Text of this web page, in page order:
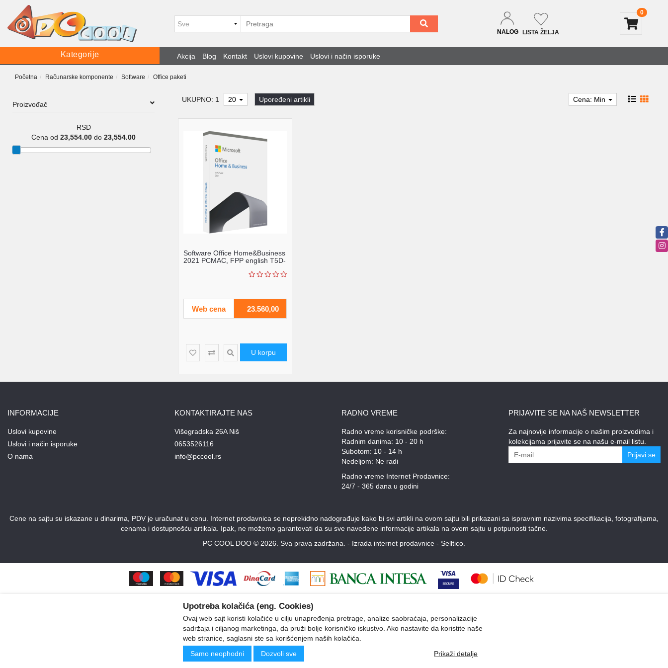
NALOG LISTA ŽELJA
0
Kategorije Akcija Blog Kontakt Uslovi kupovine Uslovi i način isporuke
Početna Računarske komponente Software Office paketi
Proizvođač
RSD
Cena od 23,554.00 do 23,554.00
UKUPNO: 1 20 Upoređeni artikli Cena: Min
Software Office Home&Business
2021 PCMAC, FPP english T5D-
Web cena 23.560,00
U korpu
INFORMACIJE
Uslovi kupovine
Uslovi i način isporuke
O nama
KONTAKTIRAJTE NAS
Višegradska 26A Niš
0653526116
info@pccool.rs
RADNO VREME
Radno vreme korisničke podrške:
Radnim danima: 10 - 20 h
Subotom: 10 - 14 h
Nedeljom: Ne radi
Radno vreme Internet Prodavnice:
24/7 - 365 dana u godini
PRIJAVITE SE NA NAŠ NEWSLETTER
Za najnovije informacije o našim proizvodima i
kolekcijama prijavite se na našu e-mail listu.
Prijavi se
Cene na sajtu su iskazane u dinarima, PDV je uračunat u cenu. Internet prodavnica se neprekidno nadograđuje kako bi svi artikli na ovom sajtu bili prikazani sa ispravnim nazivima specifikacija, fotografijama,
cenama i dostupnošću artikala. Ipak, ne možemo garantovati da su sve navedene informacije artikala na ovom sajtu u potpunosti tačne.
PC COOL DOO © 2026. Sva prava zadržana. - Izrada internet prodavnice - Selltico.
Upotreba kolačića (eng. Cookies)
Ovaj web sajt koristi kolačiće u cilju unapređenja pretrage, analize saobraćaja, personalizacije
sadržaja i ciljanog marketinga, da pruži bolje korisničko iskustvo. Ako nastavite da koristite naše
web stranice, saglasni ste sa korišćenjem naših kolačića.
Samo neophodni
Dozvoli sve Prikaži detalje